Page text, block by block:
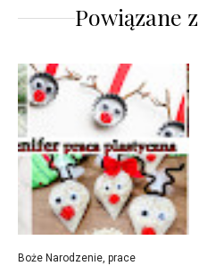
Powiązane z
Boże Narodzenie, prace